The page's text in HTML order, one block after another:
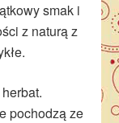
smak i
z naturą z
pochodzą ze